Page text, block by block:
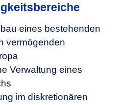
eines bestehenden
vermögenden
Verwaltung eines
im diskretionären